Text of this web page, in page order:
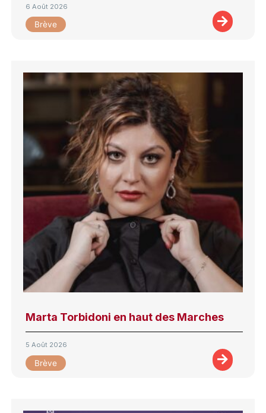
6 Août 2026
Brève
Marta Torbidoni en haut des Marches
5 Août 2026
Brève